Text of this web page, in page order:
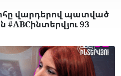
վարդերով պատված
93